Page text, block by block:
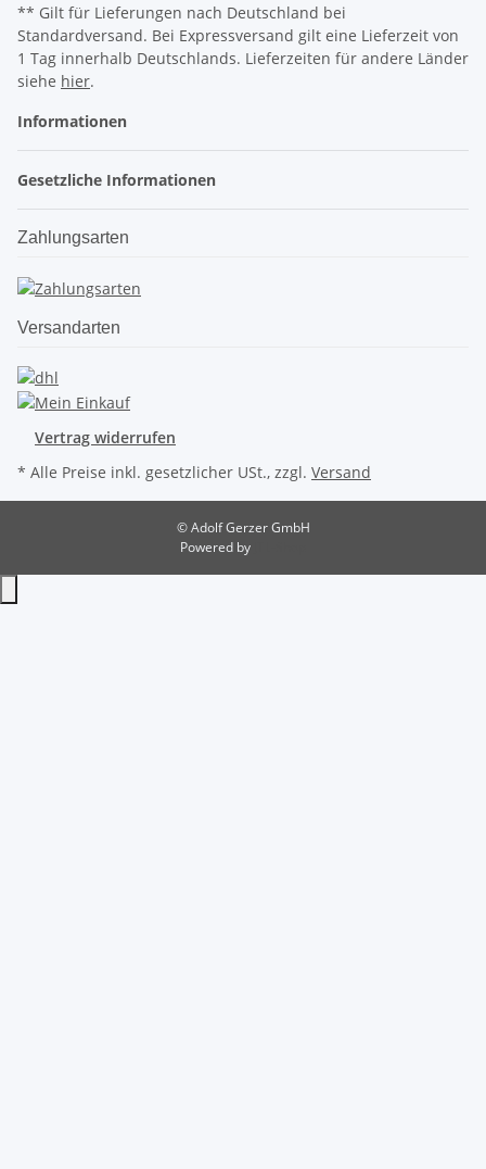
** Gilt für Lieferungen nach Deutschland bei
Standardversand. Bei Expressversand gilt eine Lieferzeit von
1 Tag innerhalb Deutschlands. Lieferzeiten für andere Länder
siehe hier.
Informationen
Gesetzliche Informationen
Zahlungsarten
Versandarten
Vertrag widerrufen
* Alle Preise inkl. gesetzlicher USt., zzgl. Versand
© Adolf Gerzer GmbH
Powered by